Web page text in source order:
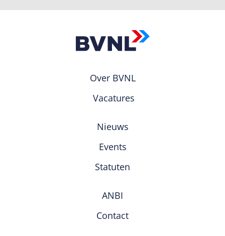
Over BVNL
Vacatures
Nieuws
Events
Statuten
ANBI
Contact